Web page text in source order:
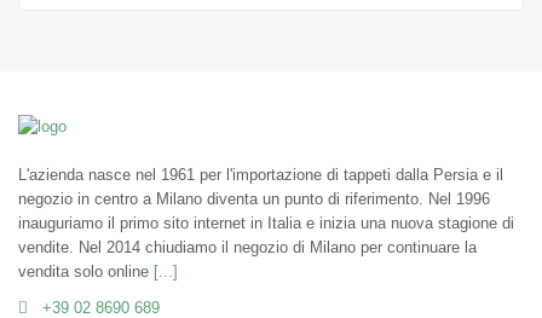
L'azienda nasce nel 1961 per l'importazione di tappeti dalla Persia e il
negozio in centro a Milano diventa un punto di riferimento. Nel 1996
inauguriamo il primo sito internet in Italia e inizia una nuova stagione di
vendite. Nel 2014 chiudiamo il negozio di Milano per continuare la
vendita solo online [...]
+39 02 8690 689